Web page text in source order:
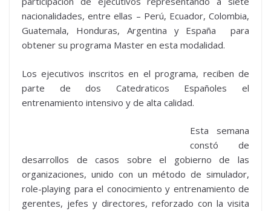
nacionalidades, entre ellas – Perú, Ecuador, Colombia,
Guatemala, Honduras, Argentina y España para
obtener su programa Master en esta modalidad.
Los ejecutivos inscritos en el programa, reciben de
parte de dos Catedraticos Españoles el
entrenamiento intensivo y de alta calidad.
Esta semana
constó de
desarrollos de casos sobre el gobierno de las
organizaciones, unido con un método de simulador,
role-playing para el conocimiento y entrenamiento de
gerentes, jefes y directores, reforzado con la visita